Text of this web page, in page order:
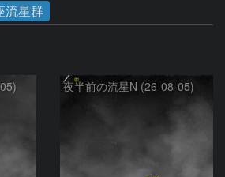
流星群
夜半前の流星N (26-08-05)